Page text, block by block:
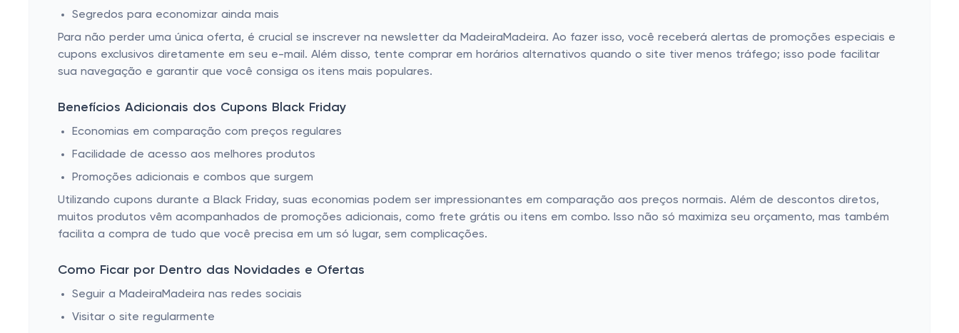
Segredos para economizar ainda mais
Para não perder uma única oferta, é crucial se inscrever na newsletter da MadeiraMadeira. Ao fazer isso, você receberá alertas de promoções especiais e
cupons exclusivos diretamente em seu e-mail. Além disso, tente comprar em horários alternativos quando o site tiver menos tráfego; isso pode facilitar
sua navegação e garantir que você consiga os itens mais populares.
Benefícios Adicionais dos Cupons Black Friday
Economias em comparação com preços regulares
Facilidade de acesso aos melhores produtos
Promoções adicionais e combos que surgem
Utilizando cupons durante a Black Friday, suas economias podem ser impressionantes em comparação aos preços normais. Além de descontos diretos,
muitos produtos vêm acompanhados de promoções adicionais, como frete grátis ou itens em combo. Isso não só maximiza seu orçamento, mas também
facilita a compra de tudo que você precisa em um só lugar, sem complicações.
Como Ficar por Dentro das Novidades e Ofertas
Seguir a MadeiraMadeira nas redes sociais
Visitar o site regularmente